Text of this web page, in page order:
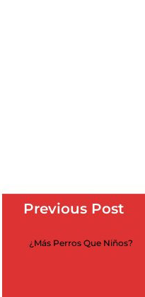
Previous Post
¿Más Perros Que Niños?